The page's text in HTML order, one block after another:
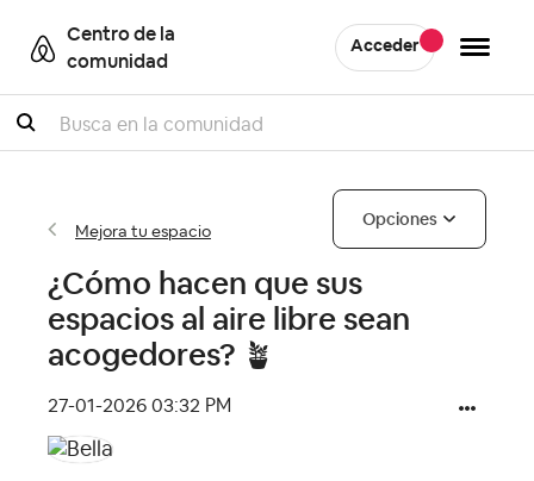
Centro de la
comunidad
Acceder
Buscar
Mejora tu espacio
Opciones
¿Cómo hacen que sus
espacios al aire libre sean
acogedores? 🪴
‎27-01-2026 03:32 PM